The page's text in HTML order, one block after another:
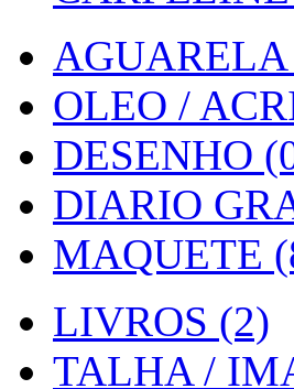
OLEO /
DESENHO
DIARIO
MAQUETE
LIVROS (2)
TALHA /